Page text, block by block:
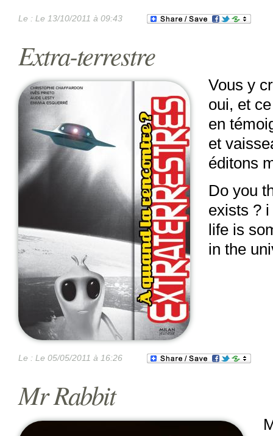
Le : Le 13/10/2011 à 09:43
Extra-terrestre
Vous y
oui, et
en
et
éditons
Do you
exists ?
life is
in the
Le : Le 05/05/2011 à 16:26
Mr Rabbit